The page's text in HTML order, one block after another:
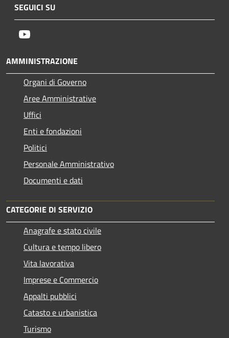
SEGUICI SU
AMMINISTRAZIONE
Organi di Governo
Aree Amministrative
Uffici
Enti e fondazioni
Politici
Personale Amministrativo
Documenti e dati
CATEGORIE DI SERVIZIO
Anagrafe e stato civile
Cultura e tempo libero
Vita lavorativa
Imprese e Commercio
Appalti pubblici
Catasto e urbanistica
Turismo